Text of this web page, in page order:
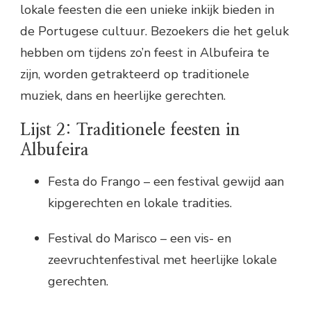
lokale feesten die een unieke inkijk bieden in
de Portugese cultuur. Bezoekers die het geluk
hebben om tijdens zo’n feest in Albufeira te
zijn, worden getrakteerd op traditionele
muziek, dans en heerlijke gerechten.
Lijst 2: Traditionele feesten in
Albufeira
Festa do Frango – een festival gewijd aan
kipgerechten en lokale tradities.
Festival do Marisco – een vis- en
zeevruchtenfestival met heerlijke lokale
gerechten.